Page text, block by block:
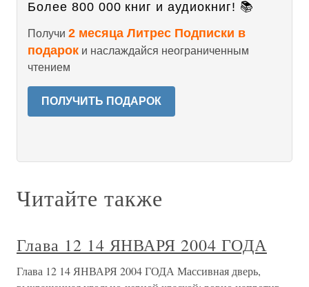
Более 800 000 книг и аудиокниг! 📚
Получи 2 месяца Литрес Подписки в
подарок и наслаждайся неограниченным
чтением
ПОЛУЧИТЬ ПОДАРОК
Читайте также
Глава 12 14 ЯНВАРЯ 2004 ГОДА
Глава 12 14 ЯНВАРЯ 2004 ГОДА Массивная дверь,